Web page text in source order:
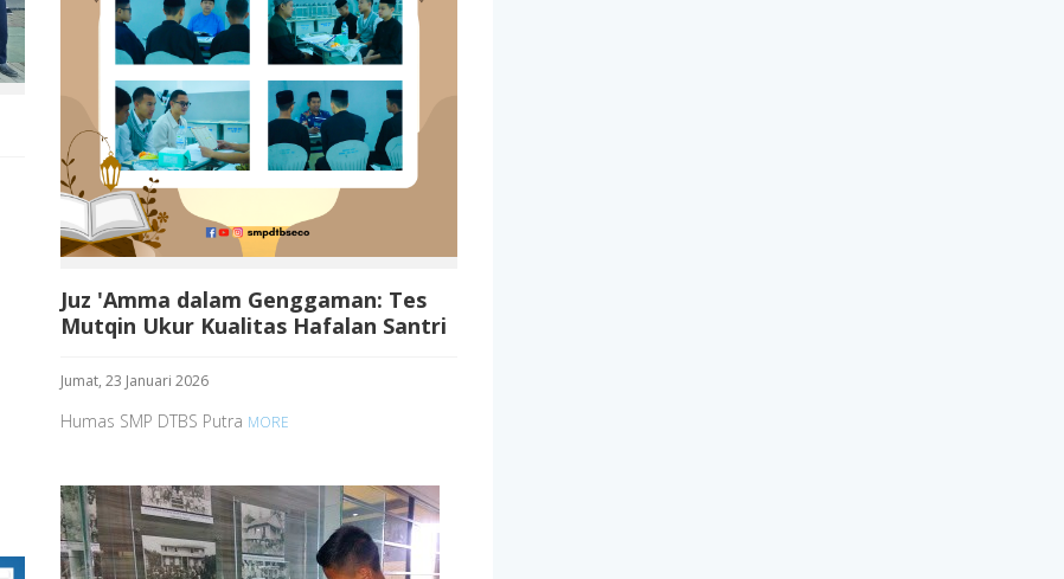
Juz 'Amma dalam Genggaman: Tes
Mutqin Ukur Kualitas Hafalan Santri
Jumat, 23 Januari 2026
Humas SMP DTBS Putra MORE